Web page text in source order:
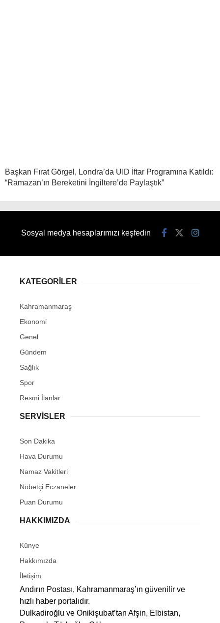
Başkan Fırat Görgel, Londra’da UID İftar Programına Katıldı:
“Ramazan’ın Bereketini İngiltere’de Paylaştık”
Sosyal medya hesaplarımızı keşfedin
KATEGORİLER
Kahramanmaraş
Ekonomi
Genel
Gündem
Sağlık
Spor
Resmi İlanlar
SERVİSLER
Son Dakika
Hava Durumu
Namaz Vakitleri
Nöbetçi Eczaneler
Puan Durumu
HAKKIMIZDA
Künye
Hakkımızda
İletişim
Andırın Postası, Kahramanmaraş’ın güvenilir ve
hızlı haber portalıdır.
Dulkadiroğlu ve Onikişubat’tan Afşin, Elbistan,